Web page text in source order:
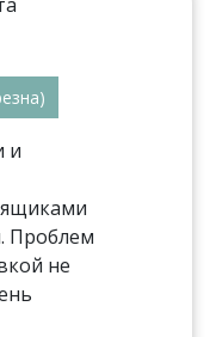
и
Проблем
не